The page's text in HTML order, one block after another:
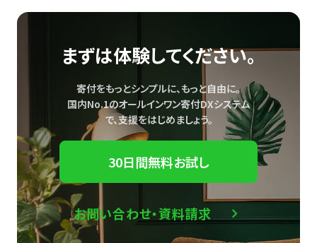
まずは体験してください。
寄付をもっとシンプルに、もっと自由に。
国内No.1のオールインワン寄付DXシステム
で、支援をはじめましょう。
30日間無料お試し
お問い合わせ・資料請求